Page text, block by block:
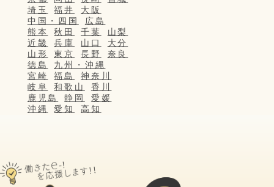
埼玉
福井
大阪
中国・四国
広島
熊本
秋田 千葉
山梨
近畿
兵庫 山口
大分
山形
東京 長野
奈良
徳島
九州・沖縄
宮崎
福島
神奈川
岐阜
和歌山
香川
鹿児島
静岡
愛媛
沖縄
愛知 高知